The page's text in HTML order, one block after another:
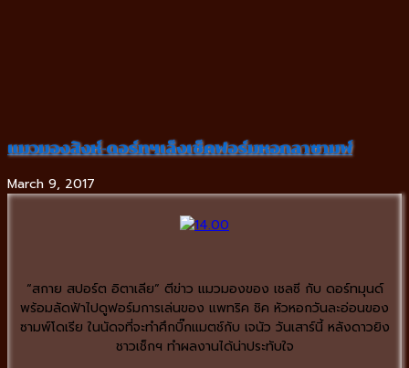
แมวมองสิงห์-ดอร์ทฯเล็งเช็คฟอร์มหอกลาซามพ์
March 9, 2017
“สกาย สปอร์ต อิตาเลีย” ตีข่าว แมวมองของ เชลซี กับ ดอร์ทมุนด์
พร้อมลัดฟ้าไปดูฟอร์มการเล่นของ แพทริค ชิค หัวหอกวันละอ่อนของ
ซามพ์โดเรีย ในนัดจที่จะทำศึกบิ๊กแมตช์กับ เจนัว วันเสาร์นี้ หลังดาวยิง
ชาวเช็กฯ ทำผลงานได้น่าประทับใจ